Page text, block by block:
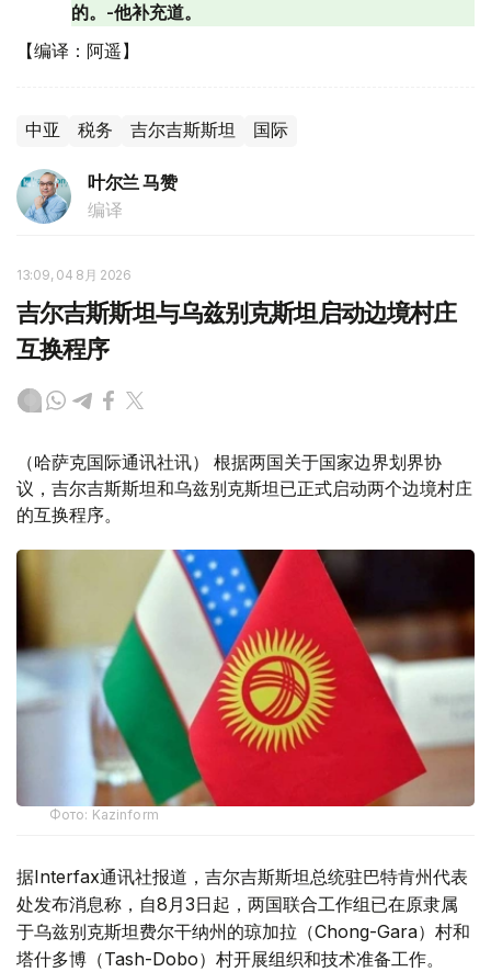
的。-他补充道。
【编译：阿遥】
中亚 税务 吉尔吉斯斯坦 国际
叶尔兰 马赞
编译
13:09, 04 8月 2026
吉尔吉斯斯坦与乌兹别克斯坦启动边境村庄
互换程序
（哈萨克国际通讯社讯） 根据两国关于国家边界划界协
议，吉尔吉斯斯坦和乌兹别克斯坦已正式启动两个边境村庄
的互换程序。
Фото: Kazinform
据Interfax通讯社报道，吉尔吉斯斯坦总统驻巴特肯州代表
处发布消息称，自8月3日起，两国联合工作组已在原隶属
于乌兹别克斯坦费尔干纳州的琼加拉（Chong-Gara）村和
塔什多博（Tash-Dobo）村开展组织和技术准备工作。